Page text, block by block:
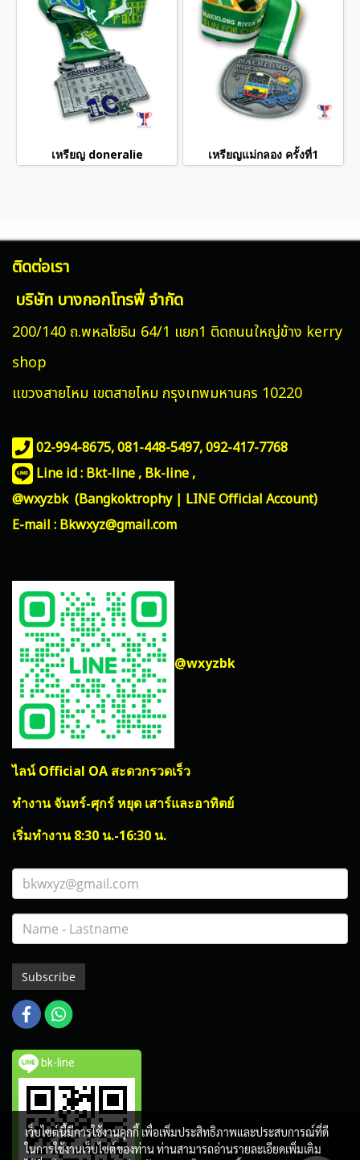
เหรียญ doneralie เหรียญแม่กลอง ครั้งที่1
ติดต่อเรา
บริษัท บางกอกโทรฟี่ จำกัด
200/140 ถ.พหลโยธิน 64/1 แยก1 ติดถนนใหญ่ข้าง kerry
shop
แขวงสายไหม เขตสายไหม กรุงเทพมหานคร 10220
02-994-8675, 081-448-5497,092-417-7768
Line id : Bkt-line , Bk-line ,
@wxyzbk (Bangkoktrophy | LINE Official Account)
E-mail : Bkwxyz@gmail.com
@wxyzbk
ไลน์ Official OA สะดวกรวดเร็ว
ทำงาน จันทร์-ศุกร์ หยุด เสาร์และอาทิตย์
เริ่มทำงาน 8:30 น.-16:30 น.
Subscribe
bk-line
เว็บไซต์นี้มีการใช้งานคุกกี้ เพื่อเพิ่มประสิทธิภาพและประสบการณ์ที่ดี
ในการใช้งานเว็บไซต์ของท่าน ท่านสามารถอ่านรายละเอียดเพิ่มเติม